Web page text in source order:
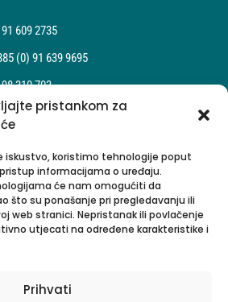
pristankom za
iskustvo, koristimo tehnologije poput
informacijama o uređaju.
će nam omogućiti da
što su ponašanje pri pregledavanju ili
web stranici. Nepristanak ili povlačenje
utjecati na određene karakteristike i
Prihvati
609 2735
(0) 91 639 9695
310 703
Glazbena škola Fran Lhotka